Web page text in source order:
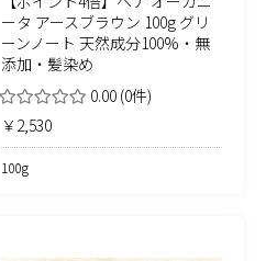
ータ アースブラウン 100g グリ
ーンノート 天然成分100%・無
添加・髪染め
0.00 (0件)
￥2,530
100g